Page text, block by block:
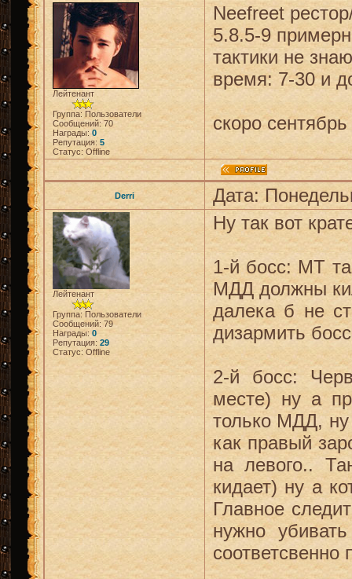
Лейтенант
Группа: Пользователи
Сообщений: 70
Награды: 0
Репутация: 5
Статус: Offline
Neefreet
5.8.5-9
тактики не знаю
время: 7-30 и
скоро
Derri Дата:
Лейтенант
Группа: Пользователи
Сообщений: 79
Награды:0
Репутация: 29
Статус: Offline
Ну так вот
1-й босс: МТ
МДД должны
далека б не
дизармить
2-й босс:
месте) ну а
только МДД, ну
как правый
на левого..
кидает) ну а
Главное
нужно
соответсвенно